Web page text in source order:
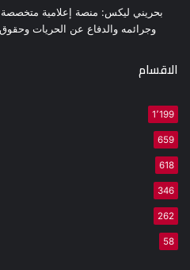
بحريني ليكس: منصة إعلامية
وجرائمه والدفاع عن الحريات
الاقسام
1٬199
659
618
346
262
58